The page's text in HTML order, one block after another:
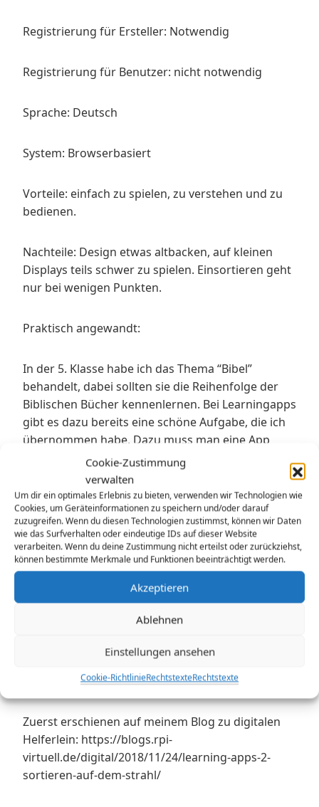
Cookie-Zustimmung
verwalten
Um dir ein optimales Erlebnis zu bieten, verwenden wir Technologien wie
Cookies, um Geräteinformationen zu speichern und/oder darauf
zuzugreifen. Wenn du diesen Technologien zustimmst, können wir Daten
wie das Surfverhalten oder eindeutige IDs auf dieser Website
verarbeiten. Wenn du deine Zustimmung nicht erteilst oder zurückziehst,
können bestimmte Merkmale und Funktionen beeinträchtigt werden.
Akzeptieren
Ablehnen
Einstellungen ansehen
Cookie-RichtlinieRechtstexteRechtstexte
Registrierung für Ersteller: Notwendig
Registrierung für Benutzer: nicht notwendig
Sprache: Deutsch
System: Browserbasiert
Vorteile: einfach zu spielen, zu verstehen und zu
bedienen.
Nachteile: Design etwas altbacken, auf kleinen
Displays teils schwer zu spielen. Einsortieren geht
nur bei wenigen Punkten.
Praktisch angewandt:
In der 5. Klasse habe ich das Thema “Bibel”
behandelt, dabei sollten sie die Reihenfolge der
Biblischen Bücher kennenlernen. Bei Learningapps
gibt es dazu bereits eine schöne Aufgabe, die ich
übernommen habe. Dazu muss man eine App
aussuchen und dann auf “ähnliche App erstellen”
(oder anderes)
Aufgabe ist es, die biblischen Bücher des NT auf
einem Zahlenstrahl zu sortieren.
Ich habe es auch mit dem Alten Testament
machen lassen, jedoch sind das zu viele Bücher
Zuerst erschienen auf meinem Blog zu digitalen
Helferlein: https://blogs.rpi-
virtuell.de/digital/2018/11/24/learning-apps-2-
sortieren-auf-dem-strahl/